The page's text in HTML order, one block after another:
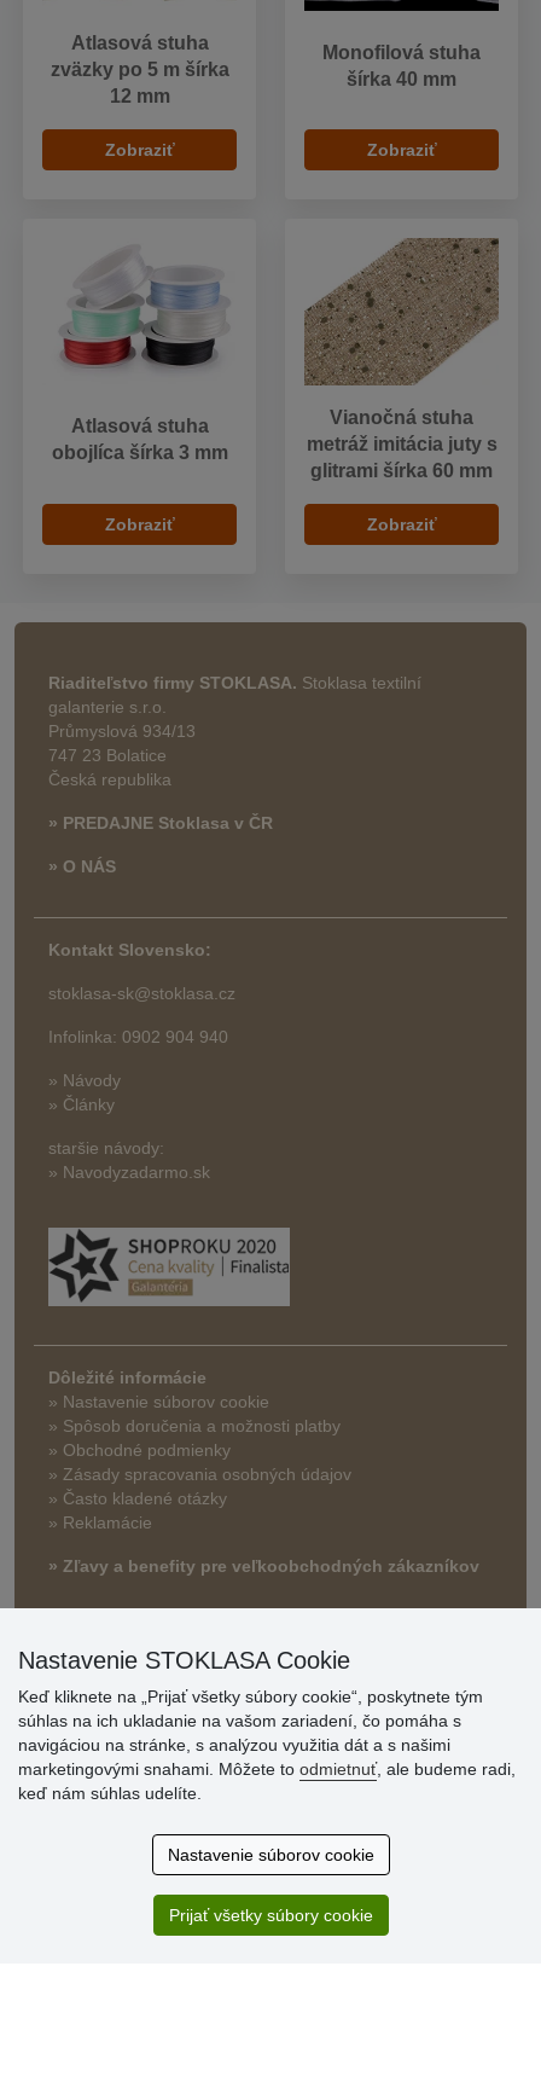
Atlasová stuha
zväzky po 5 m šírka
12 mm
Zobraziť
Monofilová stuha
šírka 40 mm
Zobraziť
Atlasová stuha
obojlíca šírka 3 mm
Zobraziť
Vianočná stuha
metráž imitácia juty s
glitrami šírka 60 mm
Zobraziť
Riaditeľstvo firmy STOKLASA. Stoklasa textilní
galanterie s.r.o.
Průmyslová 934/13
747 23 Bolatice
Česká republika
» PREDAJNE Stoklasa v ČR
» O NÁS
Kontakt Slovensko:
stoklasa-sk@stoklasa.cz
Infolinka: 0902 904 940
» Návody
» Články
staršie návody:
» Navodyzadarmo.sk
Dôležité informácie
» Nastavenie súborov cookie
» Spôsob doručenia a možnosti platby
» Obchodné podmienky
» Zásady spracovania osobných údajov
» Často kladené otázky
» Reklamácie
» Zľavy a benefity pre veľkoobchodných zákazníkov
Hodnotenia
Nastavenie STOKLASA Cookie
Keď kliknete na „Prijať všetky súbory cookie“, poskytnete tým
súhlas na ich ukladanie na vašom zariadení, čo pomáha s
navigáciou na stránke, s analýzou využitia dát a s našimi
marketingovými snahami. Môžete to odmietnuť, ale budeme radi,
keď nám súhlas udelíte.
Nastavenie súborov cookie
Prijať všetky súbory cookie